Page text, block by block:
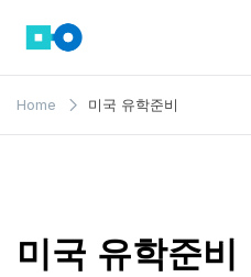
content
모인 해
외송금
Home 미국 유학준비
미국 유학준비